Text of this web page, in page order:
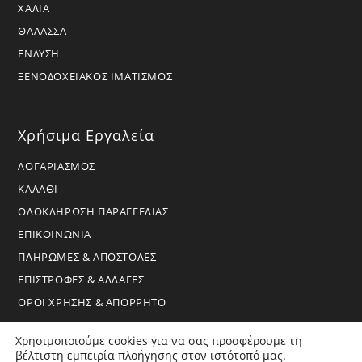
ΧΑΛΙΑ
ΘΑΛΑΣΣΑ
ΕΝΔΥΣΗ
ΞΕΝΟΔΟΧΕΙΑΚΟΣ ΙΜΑΤΙΣΜΟΣ
Χρήσιμα Εργαλεία
ΛΟΓΑΡΙΑΣΜΟΣ
ΚΑΛΑΘΙ
ΟΛΟΚΛΗΡΩΣΗ ΠΑΡΑΓΓΕΛΙΑΣ
ΕΠΙΚΟΙΝΩΝΙΑ
ΠΛΗΡΩΜΕΣ & ΑΠΟΣΤΟΛΕΣ
ΕΠΙΣΤΡΟΦΕΣ & ΑΛΛΑΓΕΣ
ΟΡΟΙ ΧΡΗΣΗΣ & ΑΠΟΡΡΗΤΟ
Χρησιμοποιούμε cookies για να σας προσφέρουμε τη
βέλτιστη εμπειρία πλοήγησης στον ιστότοπό μας.